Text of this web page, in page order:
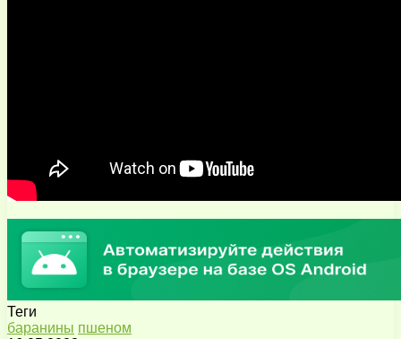
Теги
баранины пшеном